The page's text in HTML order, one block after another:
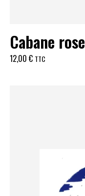
Cabane rose
12,00 € TTC